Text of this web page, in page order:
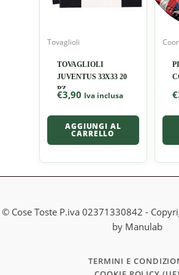
Tovaglioli
TOVAGLIOLI
JUVENTUS 33X33 20
PZ
€3,90 Iva inclusa
AGGIUNGI AL
CARRELLO
€
© Cose Toste P.iva 02371330842 -
by Manulab
TERMINI E